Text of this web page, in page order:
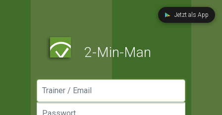
Jetzt als App
2-Min-Man